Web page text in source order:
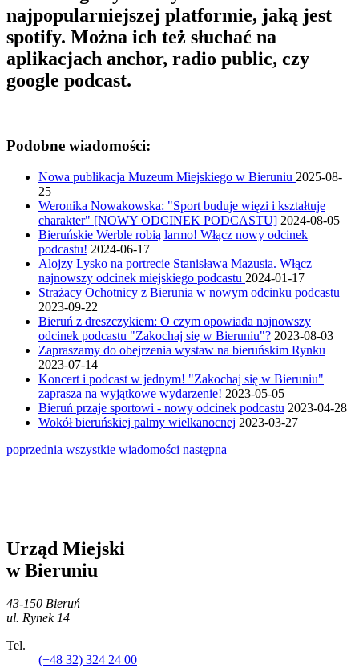
najpopularniejszej platformie, jaką jest
spotify. Można ich też słuchać na
aplikacjach anchor, radio public, czy
google podcast.
Podobne wiadomości:
Nowa publikacja Muzeum Miejskiego w Bieruniu 2025-08-
25
Weronika Nowakowska: "Sport buduje więzi i kształtuje
charakter" [NOWY ODCINEK PODCASTU] 2024-08-05
Bieruńskie Werble robią larmo! Włącz nowy odcinek
podcastu! 2024-06-17
Alojzy Lysko na portrecie Stanisława Mazusia. Włącz
najnowszy odcinek miejskiego podcastu 2024-01-17
Strażacy Ochotnicy z Bierunia w nowym odcinku podcastu
2023-09-22
Bieruń z dreszczykiem: O czym opowiada najnowszy
odcinek podcastu "Zakochaj się w Bieruniu"? 2023-08-03
Zapraszamy do obejrzenia wystaw na bieruńskim Rynku
2023-07-14
Koncert i podcast w jednym! "Zakochaj się w Bieruniu"
zaprasza na wyjątkowe wydarzenie! 2023-05-05
Bieruń przaje sportowi - nowy odcinek podcastu 2023-04-28
Wokół bieruńskiej palmy wielkanocnej 2023-03-27
poprzednia wszystkie wiadomości następna
Urząd Miejski
w Bieruniu
43-150 Bieruń
ul. Rynek 14
Tel.
(+48 32) 324 24 00